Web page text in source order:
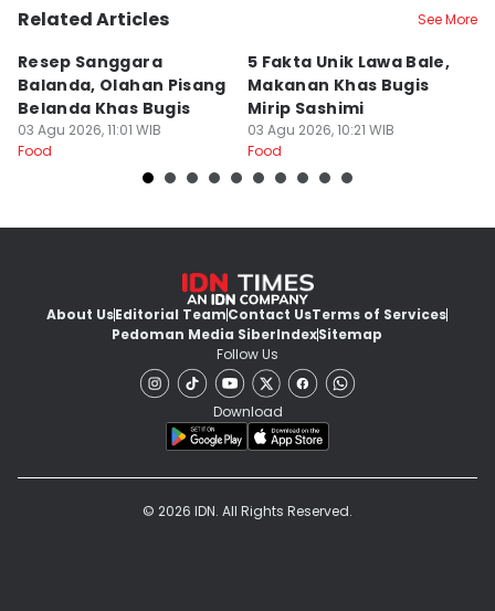
Related Articles See More
Resep Sanggara
Balanda, Olahan Pisang
Belanda Khas Bugis
03 Agu 2026, 11:01 WIB
Food
5 Fakta Unik Lawa Bale,
Makanan Khas Bugis
Mirip Sashimi
03 Agu 2026, 10:21 WIB
Food
About UsEditorial TeamContact UsTerms of Services
Pedoman Media SiberIndexSitemap
Follow Us
Download
© 2026 IDN. All Rights Reserved.